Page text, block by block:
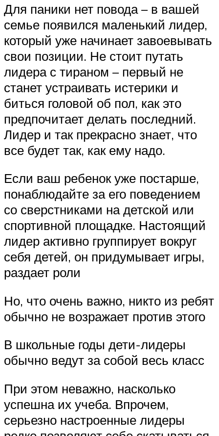
Для паники нет повода – в вашей
семье появился маленький лидер,
который уже начинает завоевывать
свои позиции. Не стоит путать
лидера с тираном – первый не
станет устраивать истерики и
биться головой об пол, как это
предпочитает делать последний.
Лидер и так прекрасно знает, что
все будет так, как ему надо.
Если ваш ребенок уже постарше,
понаблюдайте за его поведением
со сверстниками на детской или
спортивной площадке. Настоящий
лидер активно группирует вокруг
себя детей, он придумывает игры,
раздает роли
Но, что очень важно, никто из ребят
обычно не возражает против этого
В школьные годы дети-лидеры
обычно ведут за собой весь класс
При этом неважно, насколько
успешна их учеба. Впрочем,
серьезно настроенные лидеры